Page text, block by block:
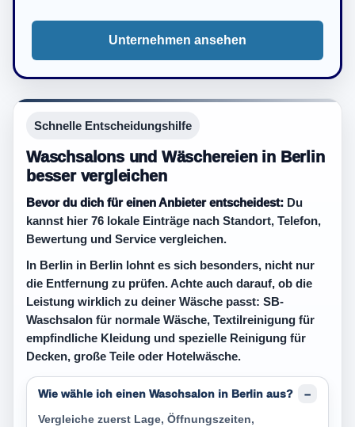
Unternehmen ansehen
Schnelle Entscheidungshilfe
Waschsalons und Wäschereien in Berlin
besser vergleichen
Bevor du dich für einen Anbieter entscheidest: Du
kannst hier 76 lokale Einträge nach Standort, Telefon,
Bewertung und Service vergleichen.
In Berlin in Berlin lohnt es sich besonders, nicht nur
die Entfernung zu prüfen. Achte auch darauf, ob die
Leistung wirklich zu deiner Wäsche passt: SB-
Waschsalon für normale Wäsche, Textilreinigung für
empfindliche Kleidung und spezielle Reinigung für
Decken, große Teile oder Hotelwäsche.
Wie wähle ich einen Waschsalon in Berlin aus?
Vergleiche zuerst Lage, Öffnungszeiten,